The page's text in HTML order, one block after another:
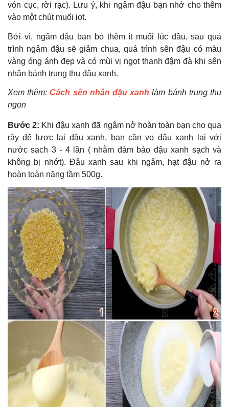
vón cục, rời rạc). Lưu ý, khi ngâm đậu bạn nhớ cho thêm
vào một chút muối iot.
Bởi vì, ngâm đậu bạn bỏ thêm ít muối lúc đầu, sau quá
trình ngâm đậu sẽ giảm chua, quá trình sên đậu có màu
vàng óng ánh đẹp và có mùi vị ngọt thanh đậm đà khi sên
nhân bánh trung thu đậu xanh.
Xem thêm:Cách sên nhân đậu xanh làm bánh trung thu
ngon
Bước 2: Khi đậu xanh đã ngâm nở hoàn toàn bạn cho qua
rây để lược lại đậu xanh, bạn cần vo đậu xanh lại với
nước sạch 3 - 4 lần ( nhằm đảm bảo đậu xanh sạch và
không bị nhớt). Đậu xanh sau khi ngâm, hạt đậu nở ra
hoàn toàn nặng tầm 500g.